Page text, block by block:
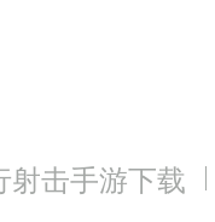
击手游下载